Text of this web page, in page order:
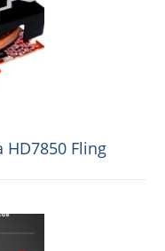
HD7850 Fling